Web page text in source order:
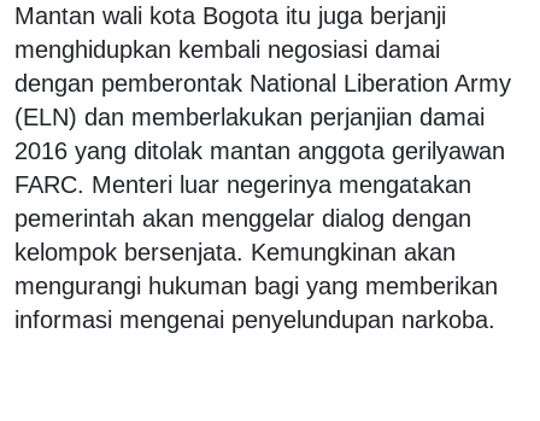
Mantan wali kota Bogota itu juga berjanji
menghidupkan kembali negosiasi damai
dengan pemberontak National Liberation Army
(ELN) dan memberlakukan perjanjian damai
2016 yang ditolak mantan anggota gerilyawan
FARC. Menteri luar negerinya mengatakan
pemerintah akan menggelar dialog dengan
kelompok bersenjata. Kemungkinan akan
mengurangi hukuman bagi yang memberikan
informasi mengenai penyelundupan narkoba.